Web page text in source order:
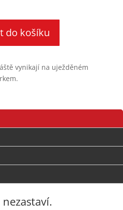
do košíku
vynikají na uježděném